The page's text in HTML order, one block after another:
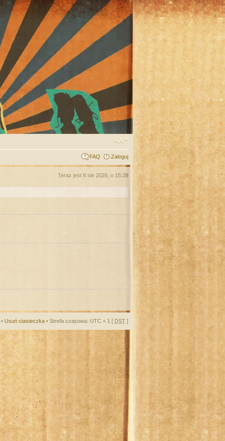
FAQ Zaloguj
Teraz jest 8 sie 2026, o 15:28
• Usuń ciasteczka • Strefa czasowa: UTC + 1 [ DST ]